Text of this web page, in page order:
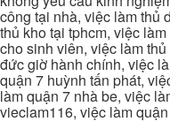
công tại nhà, việc làm thủ
thủ kho tại tphcm, việc
cho sinh viên, việc làm
đức giờ hành chính, việc
quận 7 huỳnh tấn phát,
làm quận 7 nhà be, việc
vieclam116, việc làm